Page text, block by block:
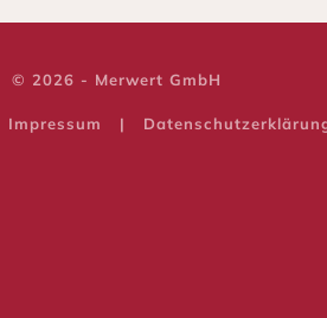
© 2026 - Merwert GmbH
Impressum |